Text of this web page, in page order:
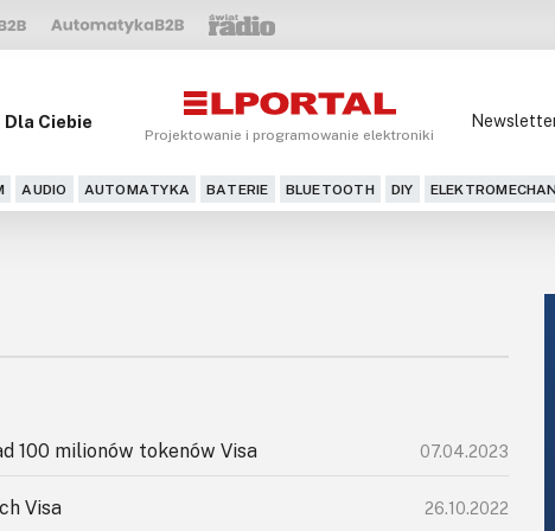
Dla Ciebie
Projektowanie i programowanie elektroniki
AUDIO AUTOMATYKA BATERIE BLUETOOTH DIY
100 milionów tokenów Visa 07.04.2023
Visa 26.10.2022